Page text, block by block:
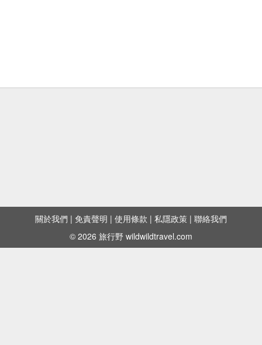
關於我們 | 免責聲明 | 使用條款 | 私隱政策 | 聯絡我們
© 2026 旅行野 wildwildtravel.com